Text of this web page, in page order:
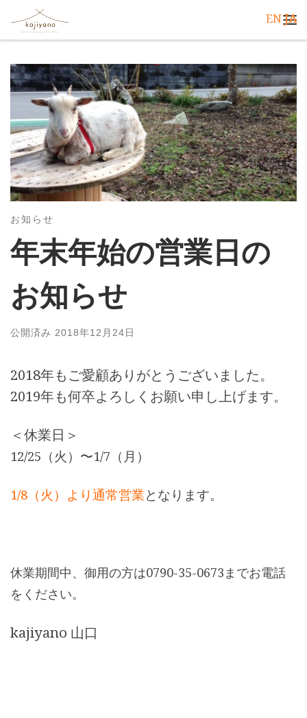
コンテンツへスキップ
お知らせ
年末年始の営業日の
お知らせ
公開済み 2018年12月24日
2018年もご愛顧ありがとうございました。
2019年も何卒よろしくお願い申し上げます。
＜休業日＞
12/25（火）〜1/7（月）
1/8（火）より通常営業となります。
休業期間中、御用の方は0790-35-0673までお電話
をください。
kajiyano 山口
EN JA